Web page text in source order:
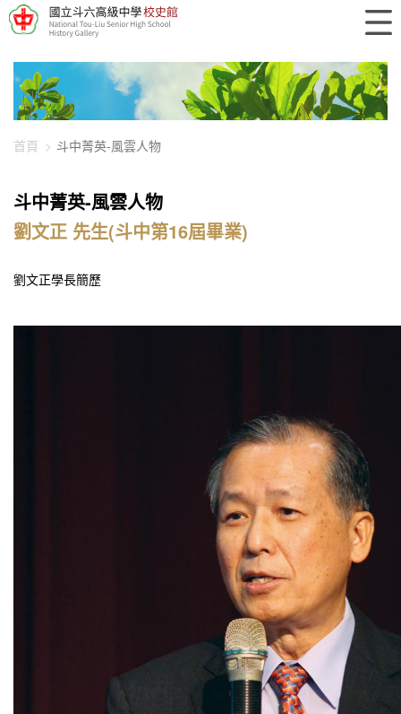
448-3175
首頁 斗中菁英-風雲人物
斗中菁英-風雲人物
劉文正 先生(斗中第16屆畢業)
劉文正學長簡歷